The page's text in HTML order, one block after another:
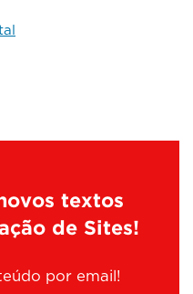
textos
de Sites!
por email!